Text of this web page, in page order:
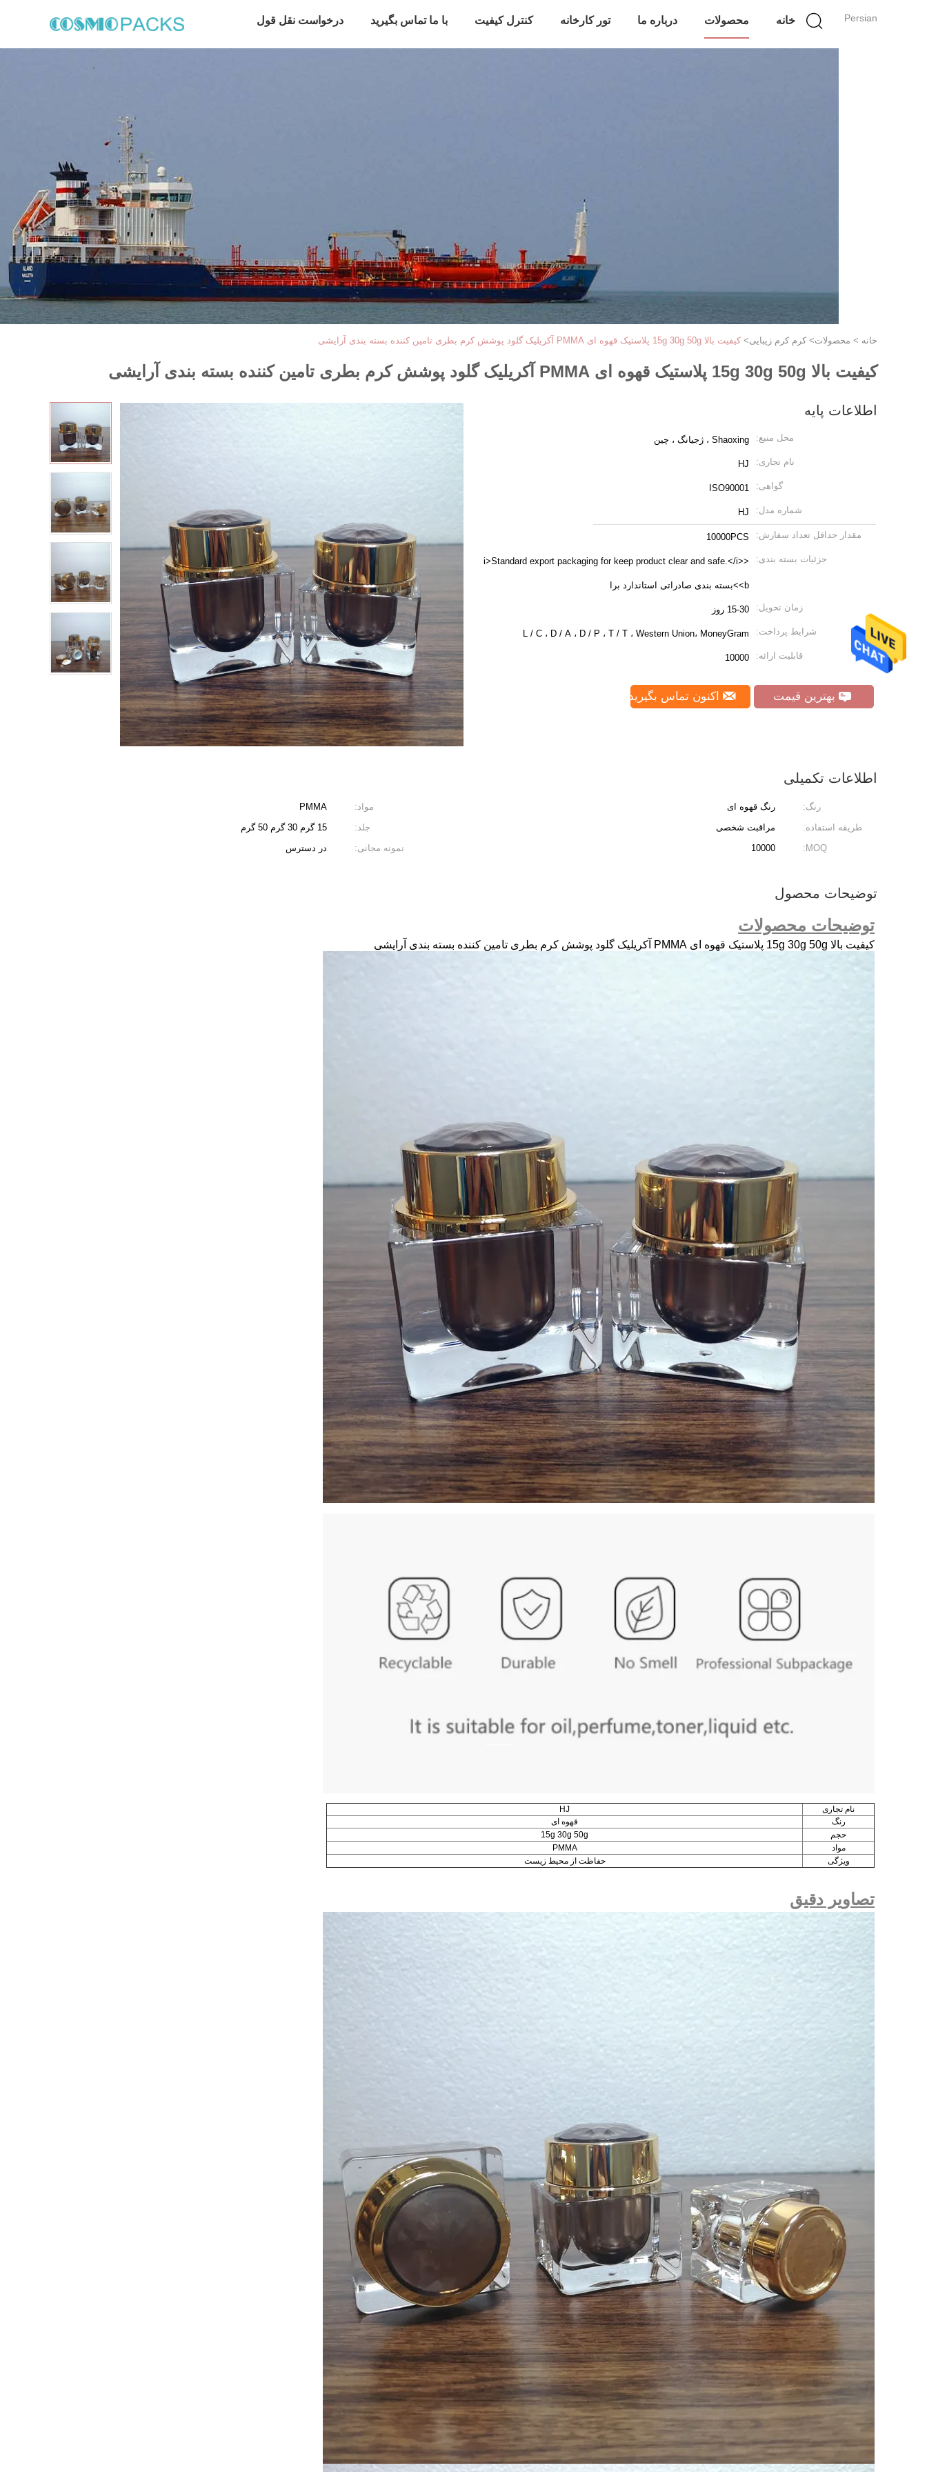
Persian خانه محصولات درباره ما تور کارخانه کنترل کیفیت با ما تماس بگیرید درخواست نقل قول
خانه > محصولات> کرم کرم زیبایی> کیفیت بالا 15g 30g 50g پلاستیک قهوه ای PMMA آکریلیک گلود پوشش کرم بطری تامین کننده بسته بندی آرایشی
کیفیت بالا 15g 30g 50g پلاستیک قهوه ای PMMA آکریلیک گلود پوشش کرم بطری تامین کننده بسته بندی آرایشی
اطلاعات پایه
محل منبع: Shaoxing ، ژجیانگ ، چین
نام تجاری: HJ
گواهی: ISO90001
شماره مدل: HJ
مقدار حداقل تعداد سفارش: 10000PCS
جزئیات بسته بندی: <i>Standard export packaging for keep product clear and safe.</i>
<b>بسته بندی صادراتی استاندارد برا
زمان تحویل: 15-30 روز
شرایط پرداخت: L / C ، D / A ، D / P ، T / T ، Western Union، MoneyGram
قابلیت ارائه: 10000
بهترین قیمت اکنون تماس بگیرید
اطلاعات تکمیلی
رنگ: رنگ قهوه ای مواد:
PMMA
طریقه استفاده:
مراقبت شخصی جلد:
15 گرم 30 گرم 50 گرم
MOQ:
10000 نمونه مجانی: در دسترس
توضیحات محصول
توضیحات محصولات
کیفیت بالا 15g 30g 50g پلاستیک قهوه ای PMMA آکریلیک گلود پوشش کرم بطری تامین کننده بسته بندی آرایشی
نام تجاری
HJ
رنگ
قهوه ای
حجم
15g 30g 50g
مواد
PMMA
ویژگی
حفاظت از محیط زیست
تصاویر دقیق